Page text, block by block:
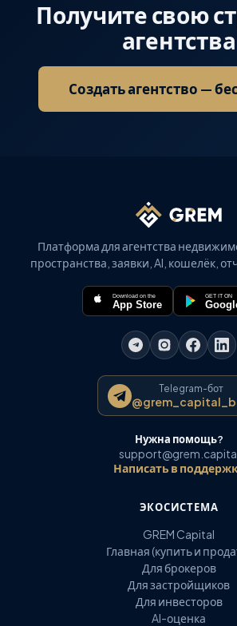
Получите свою
агентства
Создать агентство —
Платформа для агентства
пространства, заявки, AI, кошелёк,
Download on the
App Store
GET IT ON
Telegram-бот
Нужна помощь?
Написать в
ЭКОСИСТЕМА
GREM Capital
Главная (купить и
Для брокеров
Для застройщиков
Для инвесторов
AI-оценка